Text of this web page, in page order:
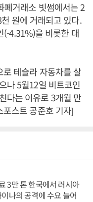
폐거래소 빗썸에서는 2
원에 거래되고 있다.
(-4.31%)을 비롯한 대
테슬라 자동차를 살
나 5월12일 비트코인
다는 이유로 3개월 만
스트 공준호 기자]
3만 톤 한국에서 러시아
나의 공격에 수요 늘어